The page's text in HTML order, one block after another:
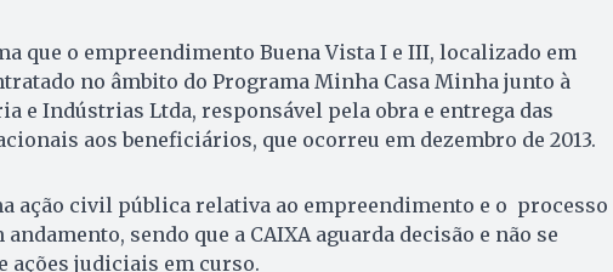
que o empreendimento Buena Vista I e III, localizado em
no âmbito do Programa Minha Casa Minha junto à
e Indústrias Ltda, responsável pela obra e entrega das
aos beneficiários, que ocorreu em dezembro de 2013.
ação civil pública relativa ao empreendimento e o processo
sendo que a CAIXA aguarda decisão e não se
ações judiciais em curso.